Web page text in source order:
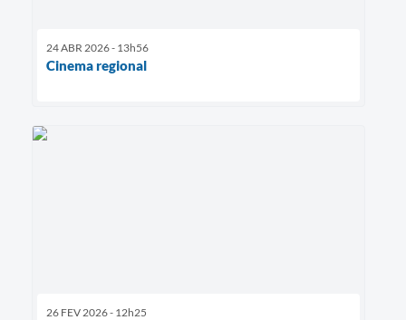
24 ABR 2026 - 13h56
Cinema regional
26 FEV 2026 - 12h25